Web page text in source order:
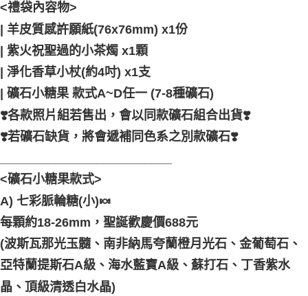
<禮袋內容物>
| 羊皮質感許願紙(76x76mm) x1份
| 紫火祝聖過的小茶燭 x1顆
| 淨化香草小杖(約4吋) x1支
| 礦石小糖果 款式A~D任一 (7-8種礦石)
❣️各款照片組若售出，會以同款礦石組合出貨❣️
❣️若礦石缺貨，將會遞補同色系之別款礦石❣️
<礦石小糖果款式>
A) 七彩脈輪糖(小)🍬
每顆約18-26mm，聖誕歡慶價688元
(波斯瓦那光玉髓、南非納馬夸蘭橙月光石、金葡萄石、
亞特蘭提斯石A級、海水藍寶A級、蘇打石、丁香紫水
晶、頂級清透白水晶)